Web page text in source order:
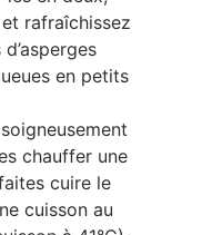
rafraîchissez
en petits
chauffer une
cuire le
cuisson au